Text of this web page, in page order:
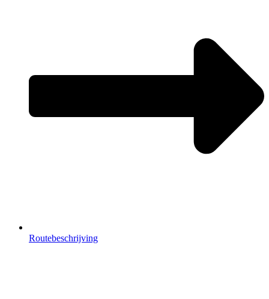
Routebeschrijving